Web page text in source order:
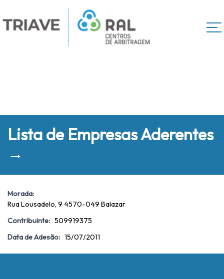
Lista de Empresas Aderentes
→
Morada:
Rua Lousadelo, 9 4570-049 Balazar
Contribuinte: 509919375
Data de Adesão: 15/07/2011